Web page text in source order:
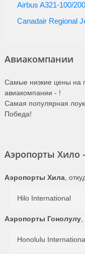
Airbus A321-100/200
Canadair Regional
Авиакомпании
Самые низкие цены на
авиакомпании - !
Самая популярная
Победа!
Аэропорты Хило
Аэропорты Хила ,
Hilo International
Аэропорты Гонолулу
Honolulu